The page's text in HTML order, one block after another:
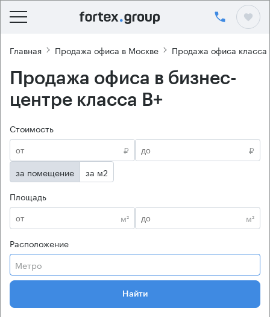
Главная Продажа офиса в Москве Продажа офиса класса
Продажа офиса в бизнес-
центре класса B+
Стоимость
₽
₽
за помещение
за м2
Площадь
м²
м²
Расположение
Метро
Найти